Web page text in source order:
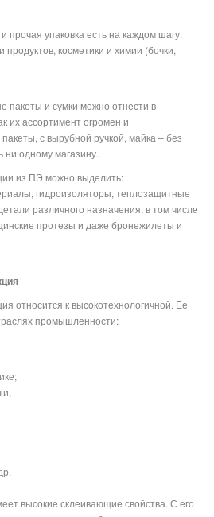
прочая упаковка есть на каждом шагу.
косметики и химии (бочки,
пакеты и сумки можно отнести в
их ассортимент огромен и
с вырубной ручкой, майка – без
ни одному магазину.
из ПЭ можно выделить:
гидроизоляторы, теплозащитные
различного назначения, в том числе
протезы и даже бронежилеты и
относится к высокотехнологичной. Ее
промышленности:
высокие склеивающие свойства. С его